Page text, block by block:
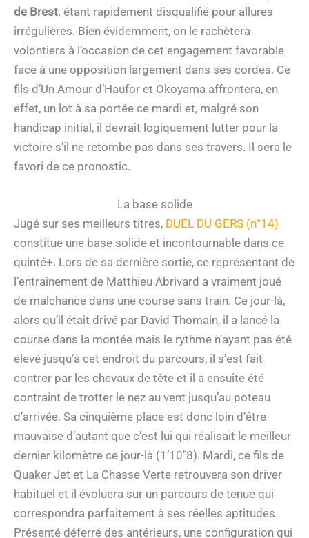
de Brest. étant rapidement disqualifié pour allures
irrégulières. Bien évidemment, on le rachètera
volontiers à l’occasion de cet engagement favorable
face à une opposition largement dans ses cordes. Ce
fils d’Un Amour d’Haufor et Okoyama affrontera, en
effet, un lot à sa portée ce mardi et, malgré son
handicap initial, il devrait logiquement lutter pour la
victoire s’il ne retombe pas dans ses travers. Il sera le
favori de ce pronostic.
La base solide
Jugé sur ses meilleurs titres, DUEL DU GERS (n°14)
constitue une base solide et incontournable dans ce
quinté+. Lors de sa dernière sortie, ce représentant de
l’entraînement de Matthieu Abrivard a vraiment joué
de malchance dans une course sans train. Ce jour-là,
alors qu’il était drivé par David Thomain, il a lancé la
course dans la montée mais le rythme n’ayant pas été
élevé jusqu’à cet endroit du parcours, il s’est fait
contrer par les chevaux de tête et il a ensuite été
contraint de trotter le nez au vent jusqu’au poteau
d’arrivée. Sa cinquième place est donc loin d’être
mauvaise d’autant que c’est lui qui réalisait le meilleur
dernier kilomètre ce jour-là (1’10″8). Mardi, ce fils de
Quaker Jet et La Chasse Verte retrouvera son driver
habituel et il évoluera sur un parcours de tenue qui
correspondra parfaitement à ses réelles aptitudes.
Présenté déferré des antérieurs, une configuration qui